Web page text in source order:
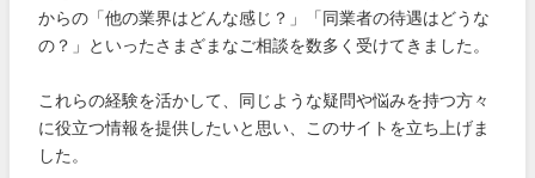
からの「他の業界はどんな感じ？」「同業者の待遇はどうな
の？」といったさまざまなご相談を数多く受けてきました。
これらの経験を活かして、同じような疑問や悩みを持つ方々
に役立つ情報を提供したいと思い、このサイトを立ち上げま
した。